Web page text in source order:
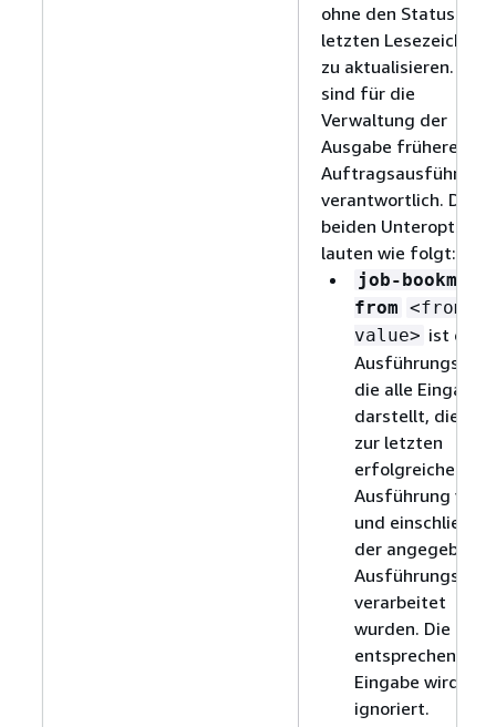
ohne den Status des
letzten Lesezeichens
zu aktualisieren. Sie
sind für die
Verwaltung der
Ausgabe früherer
verantwortlich. Die
beiden
lauten wie folgt:
job-
from <from-
value> ist die
Ausführungs-ID,
die alle Eingaben
darstellt, die bis
zur letzten
erfolgreichen
Ausführung vor
und
der
Ausführungs-ID
verarbeitet
wurden. Die
entsprechende
Eingabe wird
ignoriert.